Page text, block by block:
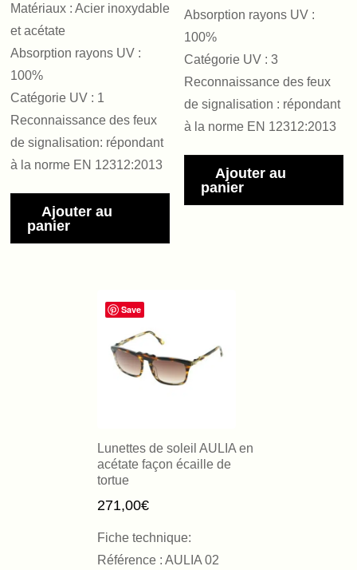
Matériaux : Acier inoxydable
et acétate
Absorption rayons UV :
100%
Catégorie UV : 1
Reconnaissance des feux
de signalisation: répondant
à la norme EN 12312:2013
Ajouter au
panier
Absorption rayons UV :
100%
Catégorie UV : 3
Reconnaissance des feux
de signalisation : répondant
à la norme EN 12312:2013
Ajouter au
panier
Save
Lunettes de soleil AULIA en
acétate façon écaille de
tortue
271,00€
Fiche technique:
Référence : AULIA 02